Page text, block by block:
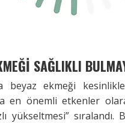
SAĞLIKLI
beyaz ekmeği
en önemli etkenler
yükseltmesi”